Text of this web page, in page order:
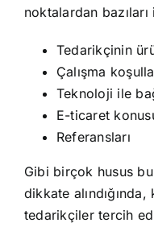
noktalardan bazıları
Tedarikçinin
Çalışma
Teknoloji ile
E-ticaret
Referansları
Gibi birçok husus
dikkate
tedarikçiler tercih